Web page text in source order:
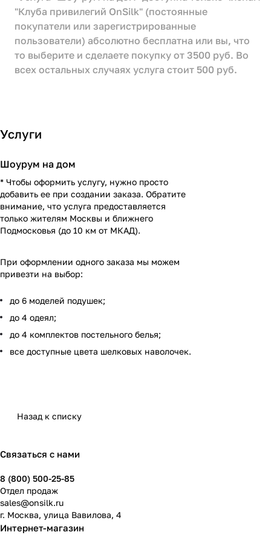
"Клуба привилегий OnSilk" (постоянные
покупатели или зарегистрированные
пользователи) абсолютно бесплатна или вы, что
то выберите и сделаете покупку от 3500 руб. Во
всех остальных случаях услуга стоит 500 руб.
Услуги
Шоурум на дом
* Чтобы оформить услугу, нужно просто
добавить ее при создании заказа. Обратите
внимание, что услуга предоставляется
только жителям Москвы и ближнего
Подмосковья (до 10 км от МКАД).
При оформлении одного заказа мы можем
привезти на выбор:
до 6 моделей подушек;
до 4 одеял;
до 4 комплектов постельного белья;
все доступные цвета шелковых наволочек.
Назад к списку
Связаться с нами
8 (800) 500-25-85
Отдел продаж
sales@onsilk.ru
г. Москва, улица Вавилова, 4
Интернет-магазин